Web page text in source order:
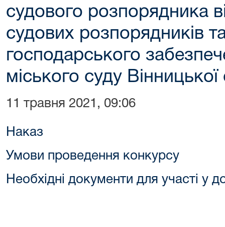
судового розпорядника
судових розпорядників
господарського
міського суду Вінницької
11 травня 2021, 09:06
Наказ
Умови проведення конкурсу
Необхідні документи для участі у